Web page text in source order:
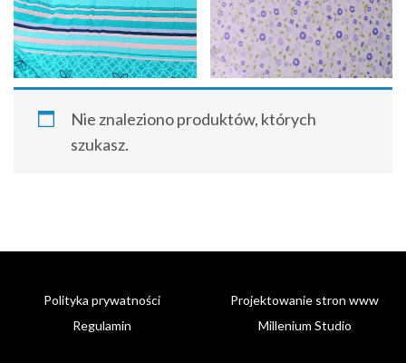
Nie znaleziono produktów, których
szukasz.
Polityka prywatności
Regulamin
Projektowanie stron www
Millenium Studio